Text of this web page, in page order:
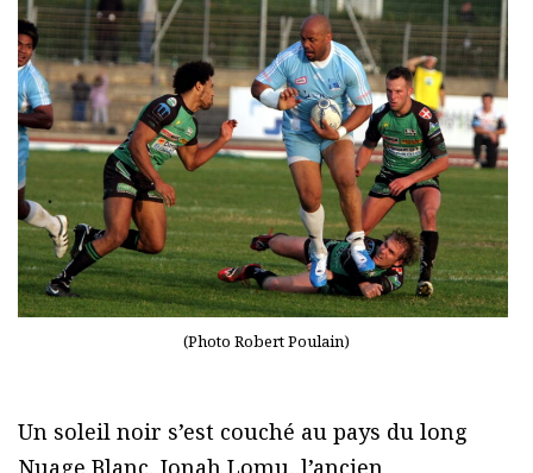
(Photo Robert Poulain)
Un soleil noir s’est couché au pays du long